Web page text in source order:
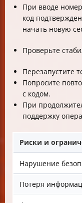
При вводе
код
начать новую
Проверьте
Перезапустите
Попросите
с кодом.
При
поддержку
Риски и
Нарушение
Потеря